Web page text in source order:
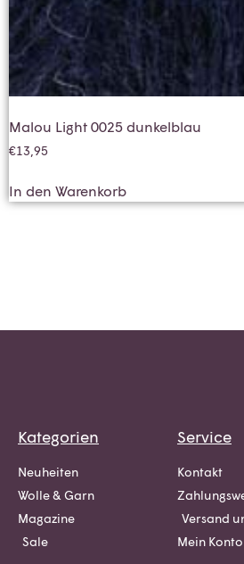
Malou Light 0025 dunkelblau
€13,95
In den Warenkorb
Kategorien
Neuheiten
Wolle & Garn
Magazine
Sale
Service
Kontakt
Versand
Mein Konto